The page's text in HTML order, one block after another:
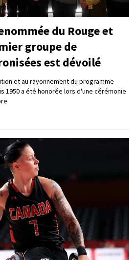
du Rouge et
groupe de
est dévoilé
et au rayonnement du programme
1950 a été honorée lors d'une cérémonie